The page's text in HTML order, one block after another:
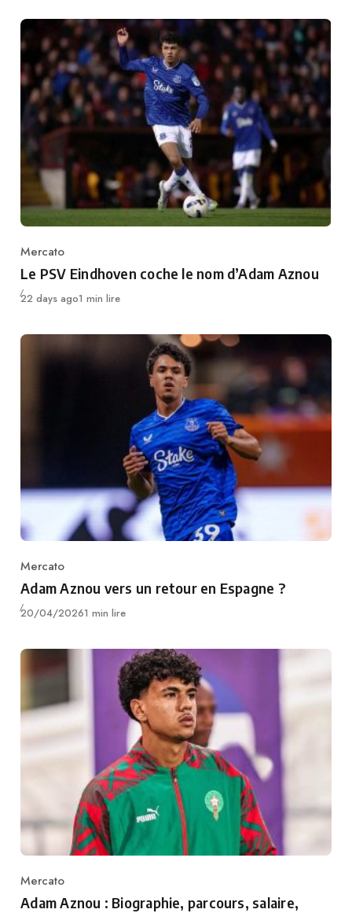
Category
Mercato
Le PSV Eindhoven coche le nom d’Adam Aznou
Publié
22 days ago1 min lire
Category
Mercato
Adam Aznou vers un retour en Espagne ?
Publié
20/04/20261 min lire
Category
Mercato
Adam Aznou : Biographie, parcours, salaire,